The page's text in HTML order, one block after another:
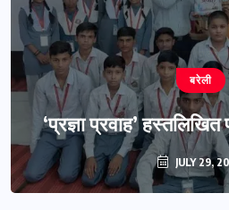
बरेली
‘प्रज्ञा प्रवाह’
JULY 29,